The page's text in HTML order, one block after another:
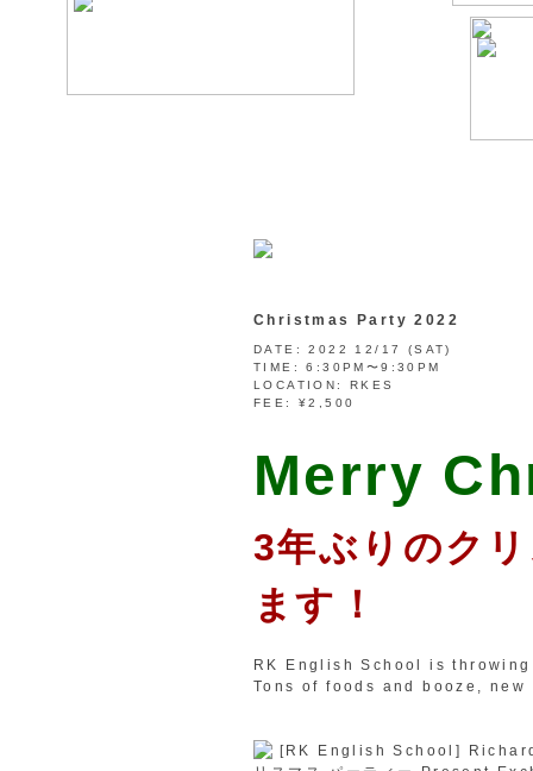
Christmas Party 2022
DATE:
2022 12/17 (SAT)
TIME:
6:30PM〜9:30PM
LOCATION:
RKES
FEE:
¥2,500
Merry
3年ぶりのク
ます！
RK English School is
Tons of foods and booze,